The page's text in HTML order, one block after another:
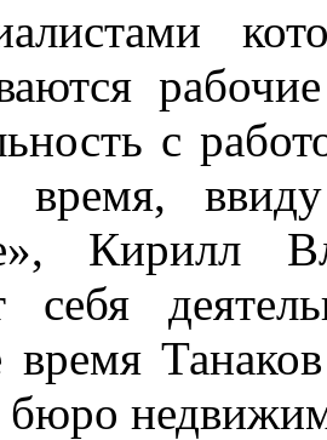
с
время,
Кирилл
себя
время
бюро